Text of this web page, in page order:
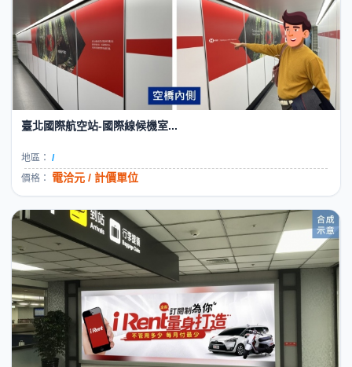
臺北國際航空站-國際線候機室...
地區： /
價格： 電洽元 / 計價單位